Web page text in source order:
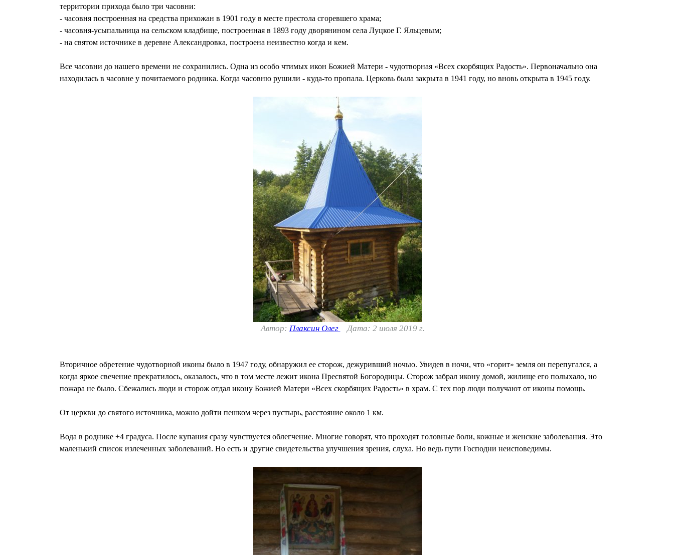
территории прихода было три часовни:
- часовня построенная на средства прихожан в 1901 году в месте престола сгоревшего храма;
- часовня-усыпальница на сельском кладбище, построенная в 1893 году дворянином села Луцкое Г. Яльцевым;
- на святом источнике в деревне Александровка, построена неизвестно когда и кем.
Все часовни до нашего времени не сохранились. Одна из особо чтимых икон Божией Матери - чудотворная «Всех скорбящих Радость». Первоначально она
находилась в часовне у почитаемого родника. Когда часовню рушили - куда-то пропала. Церковь была закрыта в 1941 году, но вновь открыта в 1945 году.
Автор: Плаксин Олег Дата: 2 июля 2019 г.
Вторичное обретение чудотворной иконы было в 1947 году, обнаружил ее сторож, дежуривший ночью. Увидев в ночи, что «горит» земля он перепугался, а
когда яркое свечение прекратилось, оказалось, что в том месте лежит икона Пресвятой Богородицы. Сторож забрал икону домой, жилище его полыхало, но
пожара не было. Сбежались люди и сторож отдал икону Божией Матери «Всех скорбящих Радость» в храм. С тех пор люди получают от иконы помощь.
От церкви до святого источника, можно дойти пешком через пустырь, расстояние около 1 км.
Вода в роднике +4 градуса. После купания сразу чувствуется облегчение. Многие говорят, что проходят головные боли, кожные и женские заболевания. Это
маленький список излеченных заболеваний. Но есть и другие свидетельства улучшения зрения, слуха. Но ведь пути Господни неисповедимы.